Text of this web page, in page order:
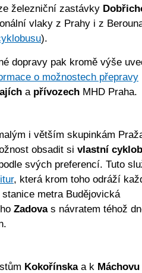
železniční zastávky
vlaky z Prahy i z
).
dopravy pak kromě výše
o možnostech přepravy
a přívozech MHD Praha.
i větším skupinkám
obsadit si vlastní
svých preferencí. Tuto
, která krom toho odráží
metra Budějovická
Zadovas návratem téhož
Kokořínskaa k